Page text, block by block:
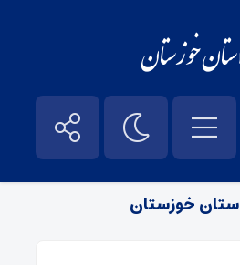
- کانون بازنشستگان
خوزستان